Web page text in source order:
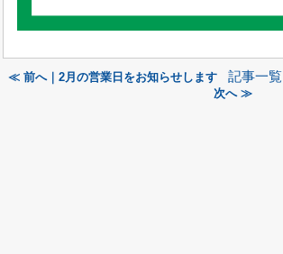
≪ 前へ｜2月の営業日をお知らせします 記事一覧
次へ ≫